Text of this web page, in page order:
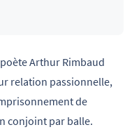
Arthur Rimbaud
relation passionnelle,
de
conjoint par balle.